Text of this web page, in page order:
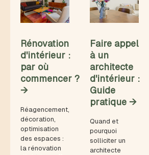
Rénovation
d'intérieur :
par où
commencer ?
→
Réagencement,
décoration,
optimisation
des espaces :
la rénovation
Faire appel
à un
architecte
d'intérieur :
Guide
pratique →
Quand et
pourquoi
solliciter un
architecte